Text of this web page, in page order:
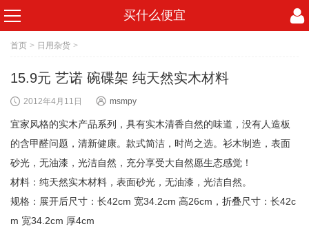
买什么便宜
首页 > 日用杂货 >
15.9元 艺诺 碗碟架 纯天然实木材料
2012年4月11日 msmpy
宜家风格的实木产品系列，具有实木清香自然的味道，没有人造板
的含甲醛问题，清新健康。款式简洁，时尚之选。衫木制造，表面
砂光，无油漆，光洁自然，充分享受大自然愿生态感觉！
材料：纯天然实木材料，表面砂光，无油漆，光洁自然。
规格：展开后尺寸：长42cm 宽34.2cm 高26cm，折叠尺寸：长42c
m 宽34.2cm 厚4cm